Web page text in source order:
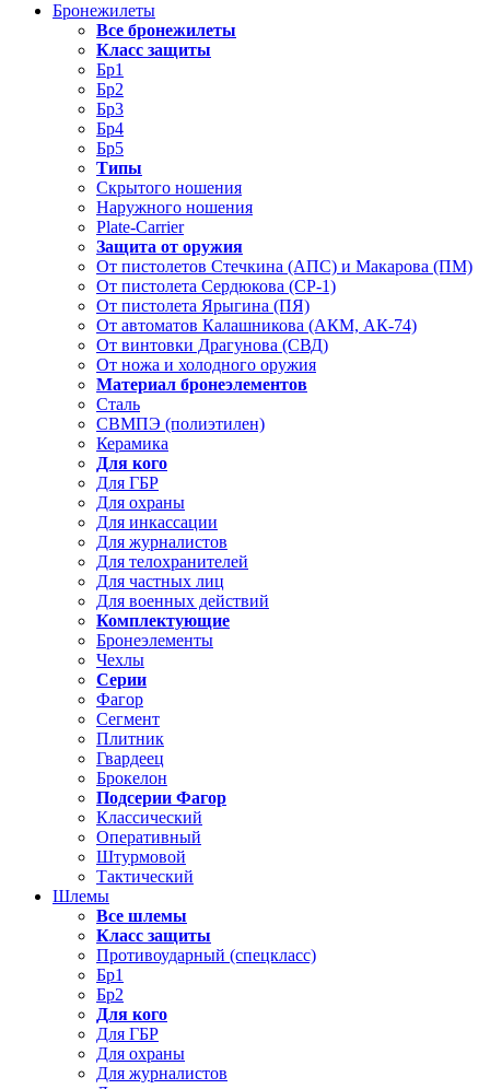
Бронежилеты
Все бронежилеты
Класс защиты
Бр1
Бр2
Бр3
Бр4
Бр5
Типы
Скрытого ношения
Наружного ношения
Plate-Carrier
Защита от оружия
От пистолетов Стечкина (АПС) и Макарова (ПМ)
От пистолета Сердюкова (СР-1)
От пистолета Ярыгина (ПЯ)
От автоматов Калашникова (АКМ, АК-74)
От винтовки Драгунова (СВД)
От ножа и холодного оружия
Материал бронеэлементов
Сталь
СВМПЭ (полиэтилен)
Керамика
Для кого
Для ГБР
Для охраны
Для инкассации
Для журналистов
Для телохранителей
Для частных лиц
Для военных действий
Комплектующие
Бронеэлементы
Чехлы
Серии
Фагор
Сегмент
Плитник
Гвардеец
Брокелон
Подсерии Фагор
Классический
Оперативный
Штурмовой
Тактический
Шлемы
Все шлемы
Класс защиты
Противоударный (спецкласс)
Бр1
Бр2
Для кого
Для ГБР
Для охраны
Для журналистов